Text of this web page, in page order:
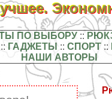
ПО ВЫБОРУ::
:: ГАДЖЕТЫ ::СПОРТ ::
НАШИ АВТОРЫ